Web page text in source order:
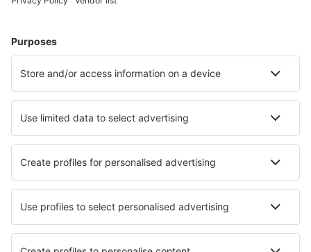
Ubytování v Edinburghu Ubytování v Londýně
Ubytování v Newquay Ubytování in Watford
Ubytování in Alnwick Ubytování in Portsmouth
Nejlepší ubytování - města
Ubytování in Villalcazar De Sirga Ubytování in Myrina
Ubytování in Weilheim Ubytování in Pedrera